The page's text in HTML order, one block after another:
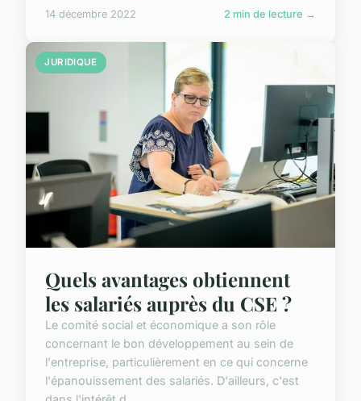
14 décembre 2022 2 min de lecture →
JURIDIQUE
Quels avantages obtiennent
les salariés auprès du CSE ?
Le comité social et économique a son rôle
concernant le bon développement au sein de
l'entreprise, particulièrement en ce qui concerne
l'épanouissement des salariés. D'ailleurs, c'est